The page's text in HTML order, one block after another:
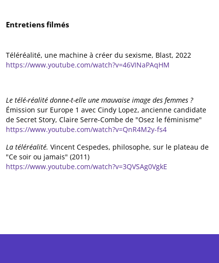
Entretiens filmés
Téléréalité, une machine à créer du sexisme, Blast, 2022
https://www.youtube.com/watch?v=46VINaPAqHM
Le télé-réalité donne-t-elle une mauvaise image des femmes ?
Émission sur Europe 1 avec Cindy Lopez, ancienne candidate
de Secret Story, Claire Serre-Combe de "Osez le féminisme"
https://www.youtube.com/watch?v=QnR4M2y-fs4
La téléréalité. Vincent Cespedes, philosophe, sur le plateau de
"Ce soir ou jamais" (2011)
https://www.youtube.com/watch?v=3QVSAg0VgkE